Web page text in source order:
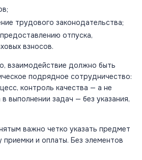
трудового законодательства;
отпуска,
взносов.
взаимодействие должно быть
подрядное сотрудничество:
контроль качества — а не
выполнении задач — без указания,
важно четко указать предмет
и оплаты. Без элементов